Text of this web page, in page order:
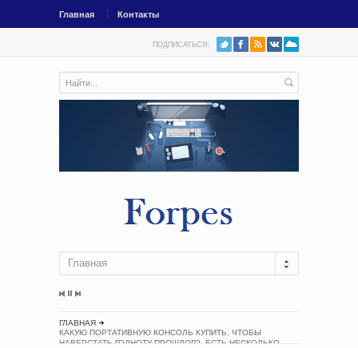
Главная Контакты
ПОДПИСАТЬСЯ:
Главная
ГЛАВНАЯ
КАКУЮ ПОРТАТИВНУЮ КОНСОЛЬ КУПИТЬ, ЧТОБЫ
НАВЕРСТАТЬ ГОДНОТУ ПРОШЛОГО. ЕСТЬ НЕСКОЛЬКО